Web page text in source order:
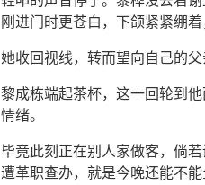
刚进门时更苍白，下颌紧紧绷着
她收回视线，转而望向自己的父
黎成栋端起茶杯，这一回轮到
情绪。
毕竟此刻正在别人家做客，倘
遭革职查办，就是今晚还能不